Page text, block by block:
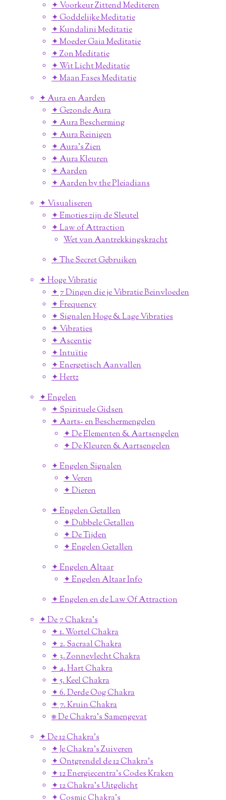
✦ Voorkeur Zittend Mediteren
✦ Goddelijke Meditatie
✦ Kundalini Meditatie
✦ Moeder Gaia Meditatie
✦ Zon Meditatie
✦ Wit Licht Meditatie
✦ Maan Fases Meditatie
✦ Aura en Aarden
✦ Gezonde Aura
✦ Aura Bescherming
✦ Aura Reinigen
✦ Aura's Zien
✦ Aura Kleuren
✦ Aarden
✦ Aarden by the Pleiadians
✦ Visualiseren
✦ Emoties zijn de Sleutel
✦ Law of Attraction
Wet van Aantrekkingskracht
✦ The Secret Gebruiken
✦ Hoge Vibratie
✦ 7 Dingen die je Vibratie Beinvloeden
✦ Frequency
✦ Signalen Hoge & Lage Vibraties
✦ Vibraties
✦ Ascentie
✦ Intuïtie
✦ Energetisch Aanvallen
✦ Hertz
✦ Engelen
✦ Spirituele Gidsen
✦ Aarts- en Beschermengelen
✦ De Elementen & Aartsengelen
✦ De Kleuren & Aartsengelen
✦ Engelen Signalen
✦ Veren
✦ Dieren
✦ Engelen Getallen
✦ Dubbele Getallen
✦ De Tijden
✦ Engelen Getallen
✦ Engelen Altaar
✦ Engelen Altaar Info
✦ Engelen en de Law Of Attraction
✦ De 7 Chakra's
✦ 1. Wortel Chakra
✦ 2. Sacraal Chakra
✦ 3. Zonnevlecht Chakra
✦ 4. Hart Chakra
✦ 5. Keel Chakra
✦ 6. Derde Oog Chakra
✦ 7. Kruin Chakra
⎈ De Chakra's Samengevat
✦ De 12 Chakra's
✦ Je Chakra's Zuiveren
✦ Ontgrendel de 12 Chakra's
✦ 12 Energiecentra's Codes Kraken
✦ 12 Chakra's Uitgelicht